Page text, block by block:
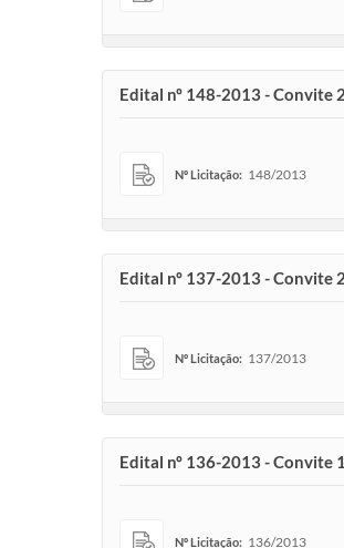
Edital nº 148-2013 - Convite
Nº Licitação: 148/2013
Edital nº 137-2013 - Convite
Nº Licitação: 137/2013
Edital nº 136-2013 - Convite
Nº Licitação: 136/2013